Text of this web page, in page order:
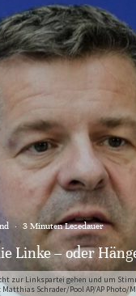
zur Linkspartei gehen und um
Matthias Schrader/Pool AP/AP Photo/
· 3 Minuten Lesedauer
Linke – oder